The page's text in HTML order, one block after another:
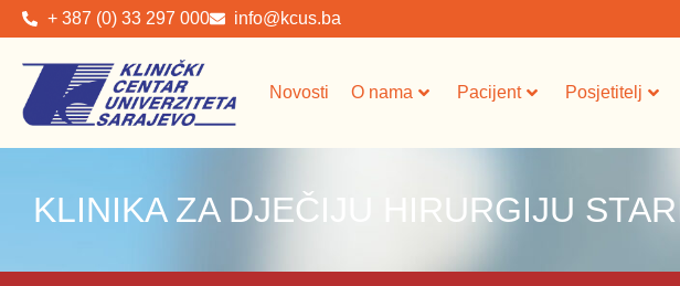
+ 387 (0) 33 297 000 info@kcus.ba
Novosti O nama Pacijent Posjetitelj
KLINIKA ZA DJEČIJU HIRURGIJU